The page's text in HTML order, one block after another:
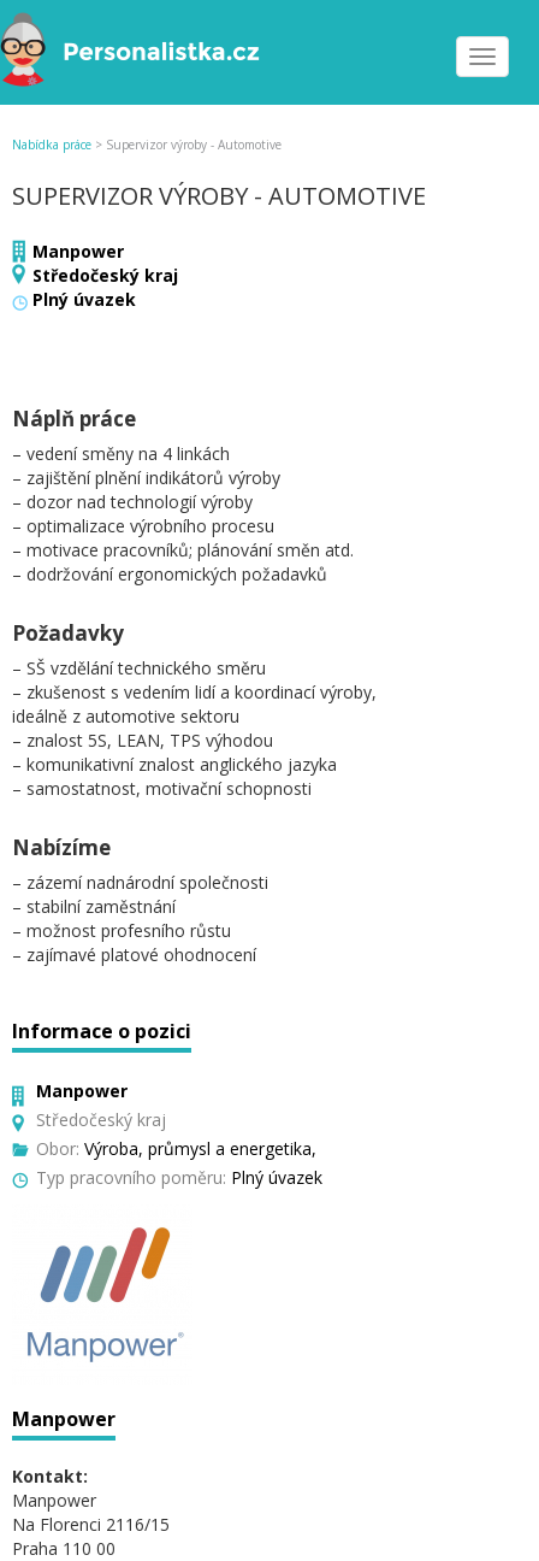
Toggle
Nabídka práce > Supervizor výroby - Automotive
SUPERVIZOR VÝROBY - AUTOMOTIVE
Manpower
Středočeský kraj
Plný úvazek
Náplň práce
– vedení směny na 4 linkách
– zajištění plnění indikátorů výroby
– dozor nad technologií výroby
– optimalizace výrobního procesu
– motivace pracovníků; plánování směn atd.
– dodržování ergonomických požadavků
Požadavky
– SŠ vzdělání technického směru
– zkušenost s vedením lidí a koordinací výroby,
ideálně z automotive sektoru
– znalost 5S, LEAN, TPS výhodou
– komunikativní znalost anglického jazyka
– samostatnost, motivační schopnosti
Nabízíme
– zázemí nadnárodní společnosti
– stabilní zaměstnání
– možnost profesního růstu
– zajímavé platové ohodnocení
Informace o pozici
Manpower
Středočeský kraj
Obor: Výroba, průmysl a energetika,
Typ pracovního poměru: Plný úvazek
Manpower
Kontakt:
Manpower
Na Florenci 2116/15
Praha 110 00